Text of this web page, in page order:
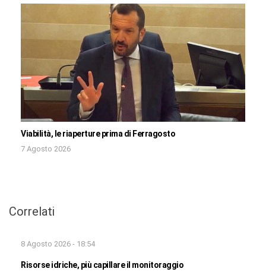
Viabilità, le riaperture prima di Ferragosto
7 Agosto 2026
Correlati
8 Agosto 2026 - 18:54
Risorse idriche, più capillare il monitoraggio